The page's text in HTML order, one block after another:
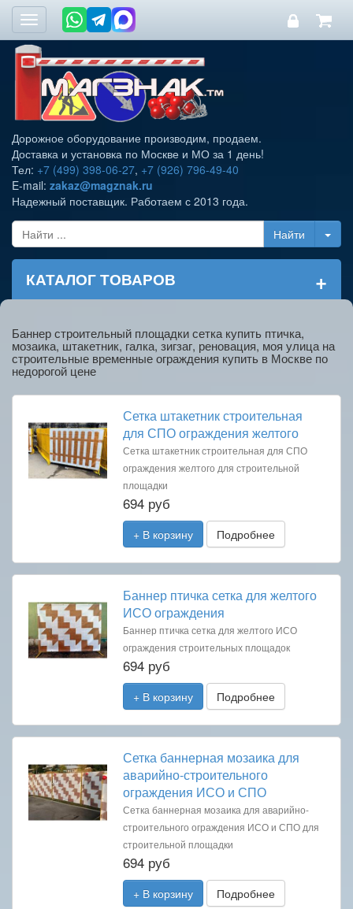
Toggle
navigation
Дорожное оборудование производим, продаем.
Доставка и установка по Москве и МО за 1 день!
Тел: +7 (499) 398-06-27, +7 (926) 796-49-40
E-mail: zakaz@magznak.ru
Надежный поставщик. Работаем с 2013 года.
КАТАЛОГ ТОВАРОВ +
Баннер строительный площадки сетка купить птичка,
мозаика, штакетник, галка, зигзаг, реновация, моя улица на
строительные временные ограждения купить в Москве по
недорогой цене
Сетка штакетник строительная
для СПО ограждения желтого
Сетка штакетник строительная для СПО
ограждения желтого для строительной
площадки
694 руб
+ В корзину Подробнее
Баннер птичка сетка для желтого
ИСО ограждения
Баннер птичка сетка для желтого ИСО
ограждения строительных площадок
694 руб
+ В корзину Подробнее
Сетка баннерная мозаика для
аварийно-строительного
ограждения ИСО и СПО
Сетка баннерная мозаика для аварийно-
строительного ограждения ИСО и СПО для
строительной площадки
694 руб
+ В корзину Подробнее